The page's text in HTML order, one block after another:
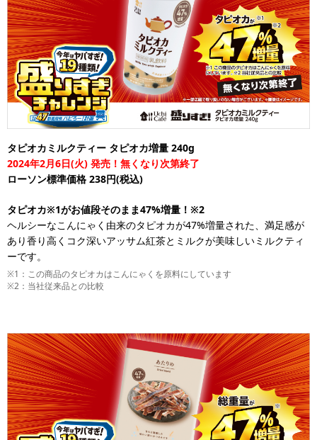
タピオカミルクティー タピオカ増量 240g
2024年2月6日(火) 発売！無くなり次第終了
ローソン標準価格 238円(税込)
タピオカ※1がお値段そのまま47%増量！※2
ヘルシーなこんにゃく由来のタピオカが47%増量された、満足感が
あり香り高くコク深いアッサム紅茶とミルクが美味しいミルクティ
ーです。
※1：この商品のタピオカはこんにゃくを原料にしています
※2：当社従来品との比較